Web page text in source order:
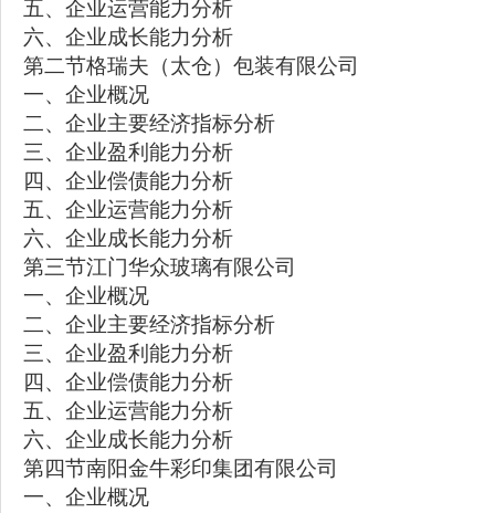
五、企业运营能力分析
六、企业成长能力分析
第二节格瑞夫（太仓）包装有限公司
一、企业概况
二、企业主要经济指标分析
三、企业盈利能力分析
四、企业偿债能力分析
五、企业运营能力分析
六、企业成长能力分析
第三节江门华众玻璃有限公司
一、企业概况
二、企业主要经济指标分析
三、企业盈利能力分析
四、企业偿债能力分析
五、企业运营能力分析
六、企业成长能力分析
第四节南阳金牛彩印集团有限公司
一、企业概况